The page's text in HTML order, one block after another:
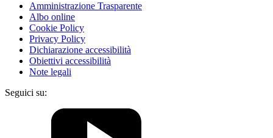
Amministrazione Trasparente
Albo online
Cookie Policy
Privacy Policy
Dichiarazione accessibilità
Obiettivi accessibilità
Note legali
Seguici su: